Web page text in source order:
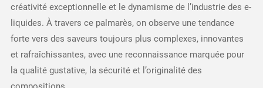
créativité exceptionnelle et le dynamisme de l’industrie des e-
liquides. À travers ce palmarès, on observe une tendance
forte vers des saveurs toujours plus complexes, innovantes
et rafraîchissantes, avec une reconnaissance marquée pour
la qualité gustative, la sécurité et l’originalité des